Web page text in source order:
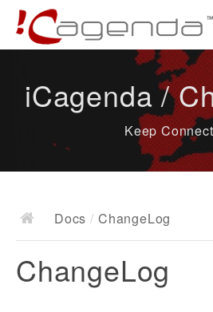
News
Docs
Documentation
iCagenda /
Keep
Docs / ChangeLog
ChangeLog